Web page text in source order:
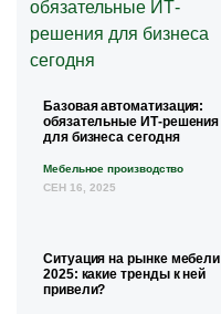
Базовая автоматизация:
обязательные ИТ-решения
для бизнеса сегодня
Мебельное производство
СЕН 16, 2025
Ситуация на рынке мебели
2025: какие тренды к ней
привели?